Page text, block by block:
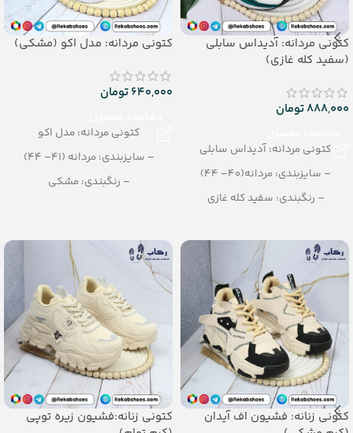
کتونی مردانه: آدیداس سابلی
(سفید کله غازی)
888,000تومان
کتونی مردانه: آدیداس سابلی
– سایزبندی: مردانه(40– 44)
– رنگبندی: سفید کله غازی
کتونی مردانه: مدل اکو (مشکی)
640,000تومان
کتونی مردانه: مدل اکو
– سایزبندی: مردانه (41– 44)
– رنگبندی: مشکی
کتونی زنانه: فشیون اف آیدان
کتونی زنانه:فشیون زیره توپی